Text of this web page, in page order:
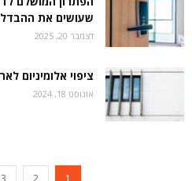
שעושים את ההבדל
דצמבר 20, 2025
ציפוי אלומיניום
אוגוסט 18, 2024
1
2
3